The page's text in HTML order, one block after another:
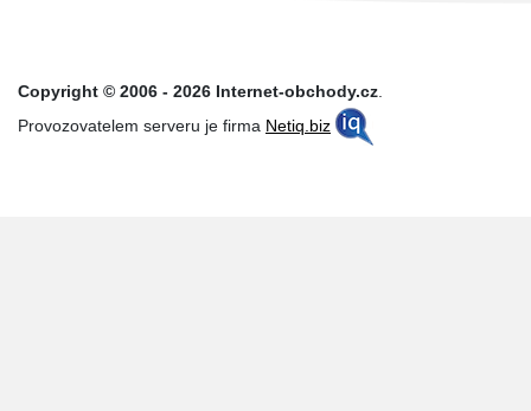
Copyright © 2006 - 2026 Internet-obchody.cz.
Provozovatelem serveru je firma Netiq.biz